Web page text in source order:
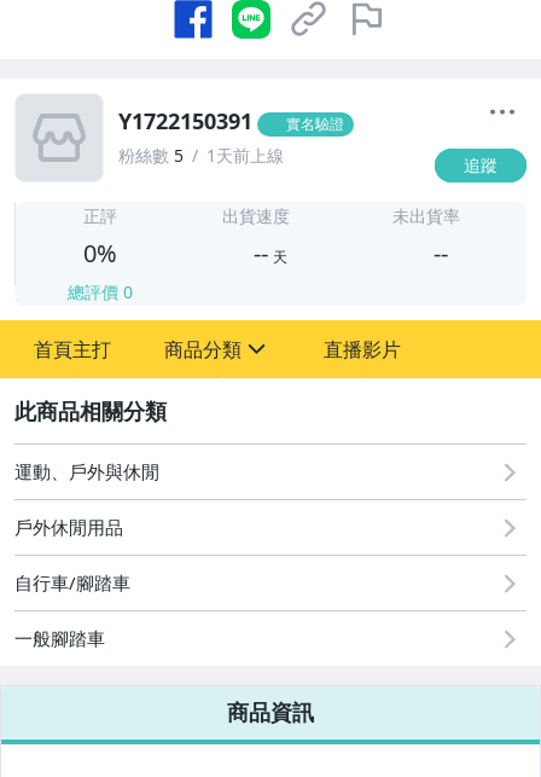
Y1722150391 實名驗證
粉絲數 5 1天前上線 追蹤
正評
0%
總評價 0
出貨速度
-- 天
未出貨率
--
首頁主打 商品分類
圖書/影音/文具
古董、藝術與礦石
手機、配件與通訊
美容保養與彩妝
電腦、平板與周邊
直播影片
運動、戶外與休閒
戶外休閒用品
自行車/腳踏車
一般腳踏車
商品資訊